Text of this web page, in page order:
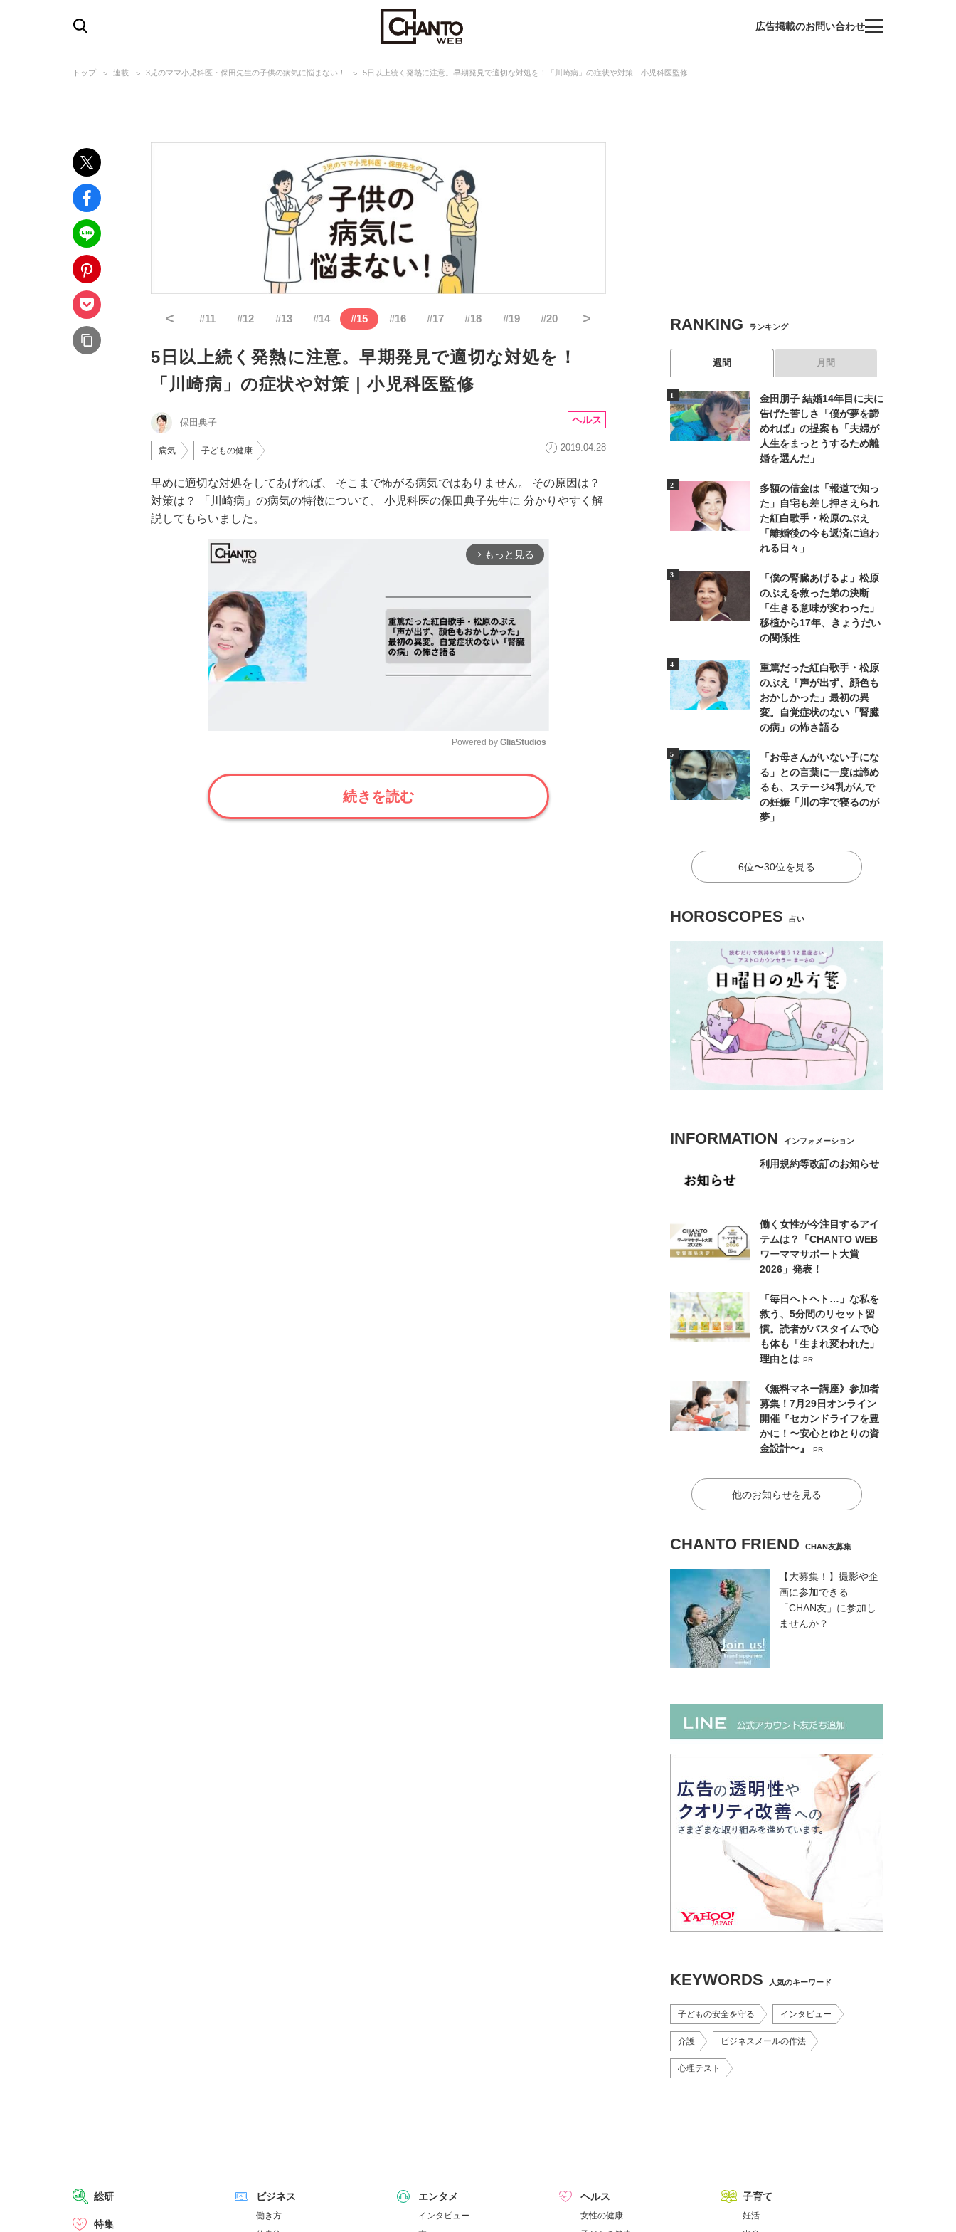
広告掲載のお問い合わせ
トップ 連載 3児のママ小児科医・保田先生の子供の病気に悩まない！ 5日以上続く発熱に注意。早期発見で適切な対処を！「川崎病」の症状や対策｜小児科医監修
< #11 #12 #13 #14 #15 #16 #17 #18 #19 #20 >
5日以上続く発熱に注意。早期発見で適切な対処を！
「川崎病」の症状や対策｜小児科医監修
保田典子 ヘルス
病気 子どもの健康 2019.04.28
早めに適切な対処をしてあげれば、 そこまで怖がる病気ではありません。 その原因は？
対策は？ 「川崎病」の病気の特徴について、 小児科医の保田典子先生に 分かりやすく解
説してもらいました。
arrow_forward_ios もっと見る
Powered by GliaStudios
続きを読む
RANKING ランキング
週間 月間
金田朋子 結婚14年目に夫に
告げた苦しさ「僕が夢を諦
めれば」の提案も「夫婦が
人生をまっとうするため離
婚を選んだ」
多額の借金は「報道で知っ
た」自宅も差し押さえられ
た紅白歌手・松原のぶえ
「離婚後の今も返済に追わ
れる日々」
「僕の腎臓あげるよ」松原
のぶえを救った弟の決断
「生きる意味が変わった」
移植から17年、きょうだい
の関係性
重篤だった紅白歌手・松原
のぶえ「声が出ず、顔色も
おかしかった」最初の異
変。自覚症状のない「腎臓
の病」の怖さ語る
「お母さんがいない子にな
る」との言葉に一度は諦め
るも、ステージ4乳がんで
の妊娠「川の字で寝るのが
夢」
6位〜30位を見る
HOROSCOPES 占い
INFORMATION インフォメーション
利用規約等改訂のお知らせ
働く女性が今注目するアイ
テムは？「CHANTO WEB
ワーママサポート大賞
2026」発表！
「毎日ヘトヘト…」な私を
救う、5分間のリセット習
慣。読者がバスタイムで心
も体も「生まれ変われた」
理由とは PR
《無料マネー講座》参加者
募集！7月29日オンライン
開催『セカンドライフを豊
かに！〜安心とゆとりの資
金設計〜』
PR
他のお知らせを見る
CHANTO FRIEND CHAN友募集
【大募集！】撮影や企
画に参加できる
「CHAN友」に参加し
ませんか？
KEYWORDS 人気のキーワード
子どもの安全を守る インタビュー
介護 ビジネスメールの作法
心理テスト
総研
特集
ビジネス
働き方
エンタメ
インタビュー
ヘルス
女性の健康
子育て
妊活